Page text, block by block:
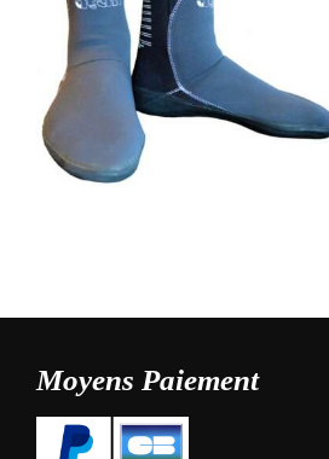
PRODIVE 70
64 40 TTC
Moyens Paiement